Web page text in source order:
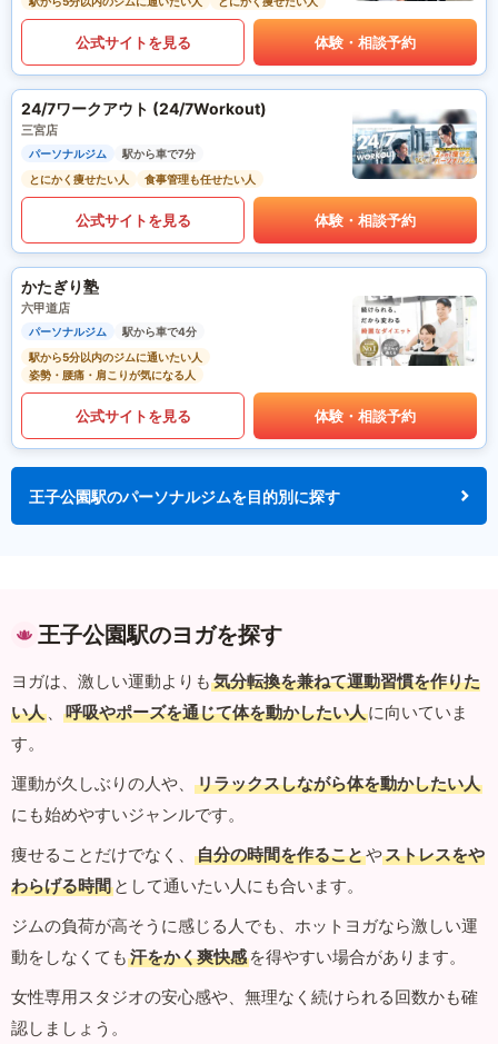
公式サイトを見る 体験・相談予約
24/7ワークアウト (24/7Workout)
三宮店
パーソナルジム
駅から車で7分
とにかく痩せたい人
食事管理も任せたい人
公式サイトを見る 体験・相談予約
かたぎり塾
六甲道店
パーソナルジム
駅から車で4分
駅から5分以内のジムに通いたい人
姿勢・腰痛・肩こりが気になる人
公式サイトを見る 体験・相談予約
王子公園駅のパーソナルジムを目的別に探す
王子公園駅のヨガを探す
ヨガは、激しい運動よりも 気分転換を兼ねて運動習慣を作りた
い人 、 呼吸やポーズを通じて体を動かしたい人に向いていま
す。
運動が久しぶりの人や、
リラックスしながら体を動かしたい人
にも始めやすいジャンルです。
痩せることだけでなく、
自分の時間を作ることやストレスをや
わらげる時間 として通いたい人にも合います。
ジムの負荷が高そうに感じる人でも、ホットヨガなら激しい運
動をしなくても 汗をかく爽快感 を得やすい場合があります。
女性専用スタジオの安心感や、無理なく続けられる回数かも確
認しましょう。